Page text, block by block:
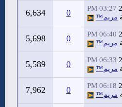
03:27 PM
مريم™ 0
6,634
06:40 PM
مريم™ 0
5,698
06:33 PM
مريم™ 0
5,589
06:18 PM
مريم™ 0
7,962